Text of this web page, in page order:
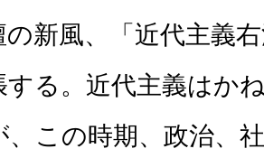
新風、「近代主義
する。近代主義はか
、この時期、政治、